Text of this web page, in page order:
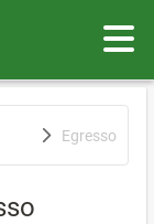
Egresso